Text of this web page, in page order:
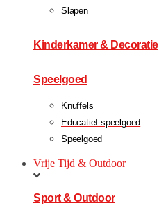
Slapen
Kinderkamer & Decoratie
Speelgoed
Knuffels
Educatief speelgoed
Speelgoed
Vrije Tijd & Outdoor
Sport & Outdoor